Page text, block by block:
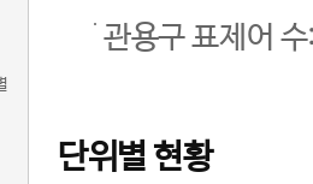
관용구 표제어
단위별 현황